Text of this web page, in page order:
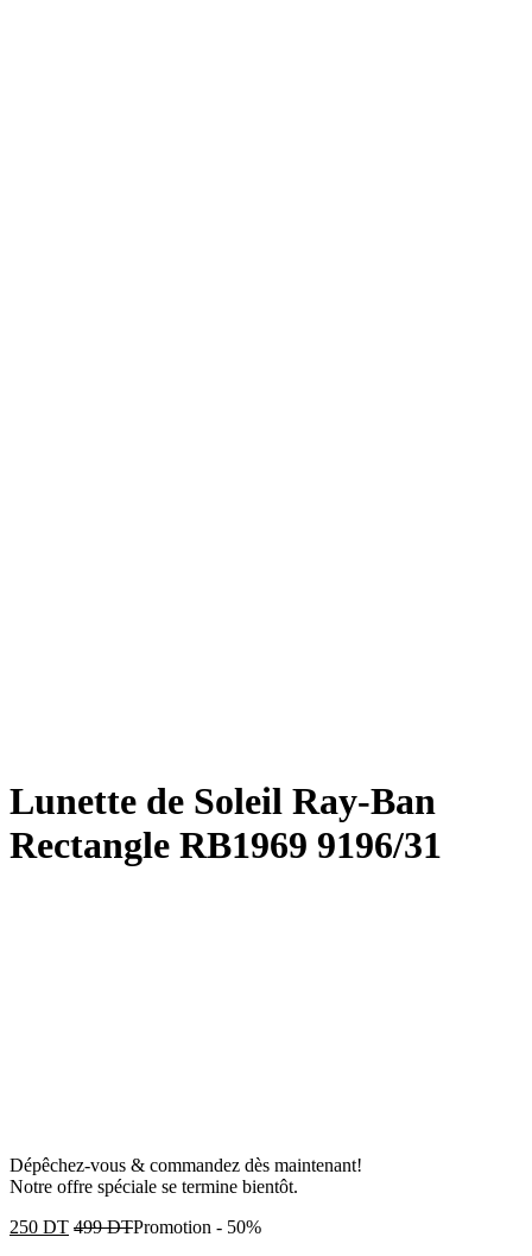
Lunette de Soleil Ray-Ban
Rectangle RB1969 9196/31
Dépêchez-vous & commandez dès maintenant!
Notre offre spéciale se termine bientôt.
250 DT 499DTPromotion - 50%